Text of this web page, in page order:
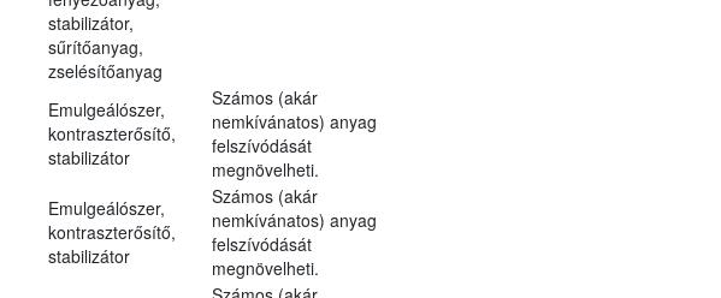
stabilizátor,
sűrítőanyag,
zselésítőanyag
Emulgeálószer,
kontraszterősítő,
stabilizátor
Számos (akár
nemkívánatos) anyag
felszívódását
megnövelheti.
Emulgeálószer,
kontraszterősítő,
stabilizátor
Számos (akár
nemkívánatos) anyag
felszívódását
megnövelheti.